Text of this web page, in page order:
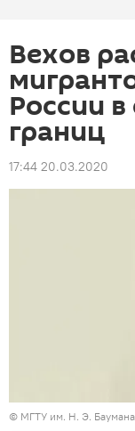
Вехов
России
границ
17:44 20.03.2020
© МГТУ им. Н. Э. Баумана